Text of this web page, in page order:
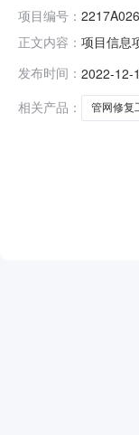
项目编号：
正文内容： 项目信息
事项说明
发布时间： 2022-12-
相关产品：
管网修复